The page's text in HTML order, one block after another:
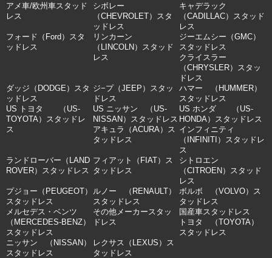
アメ車/欧州車スタッド
レス
シボレー
（CHEVROLET）スタ
ッドレス
キャデラック
（CADILLAC）スタッド
レス
フォード（Ford）スタ
ッドレス
リンカーン
（LINCOLN）スタッド
レス
ジーエムシー（GMC）
スタッドレス
クライスラー
（CHRYSLER）スタッ
ドレス
ダッジ（DODGE）スタ
ッドレス
ジ−プ（JEEP）スタッ
ドレス
ハマー （HUMMER）
スタッドレス
US トヨタ （US-
TOYOTA）スタッドレ
ス
US ニッサン （US-
NISSAN）スタッドレス
US ホンダ （US-
HONDA）スタッドレス
アキュラ（ACURA）ス
タッドレス
インフィニティ
（INFINITI）スタッドレ
ス
ランドローバー（LAND
ROVER）スタッドレス
フィアット（FIAT）ス
タッドレス
シトロエン
（CITROEN）スタッド
レス
プジョー（PEUGEOT）
スタッドレス
ルノー （RENAULT）
スタッドレス
ボルボ （VOLVO）ス
タッドレス
メルセデス・ベンツ
（MERCEDES-BENZ）
スタッドレス
その他メーカースタッ
ドレス
国産車スタッドレス
トヨタ （TOYOTA）
スタッドレス
ニッサン （NISSAN）
スタッドレス
レクサス（LEXUS）ス
タッドレス